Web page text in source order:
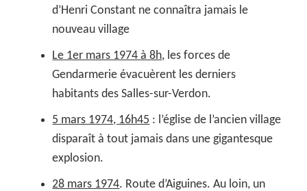
d’Henri Constant ne connaîtra jamais le
nouveau village
Le 1er mars 1974 à 8h, les forces de
Gendarmerie évacuèrent les derniers
habitants des Salles-sur-Verdon.
5 mars 1974, 16h45 : l’église de l’ancien village
disparaît à tout jamais dans une gigantesque
explosion.
28 mars 1974. Route d’Aiguines. Au loin, un